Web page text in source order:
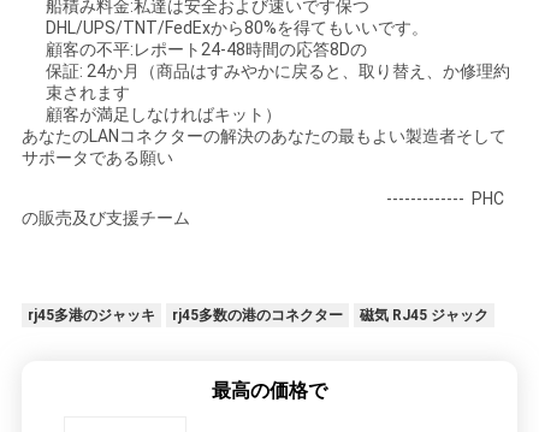
船積み料金:私達は安全および速いです保つ
DHL/UPS/TNT/FedExから80%を得てもいいです。
顧客の不平:レポート24-48時間の応答8Dの
保証: 24か月（商品はすみやかに戻ると、取り替え、か修理約
束されます
顧客が満足しなければキット）
あなたのLANコネクターの解決のあなたの最もよい製造者そして
サポータである願い
------------- PHC
の販売及び支援チーム
rj45多港のジャッキ rj45多数の港のコネクター 磁気 RJ45 ジャック
最高の価格で